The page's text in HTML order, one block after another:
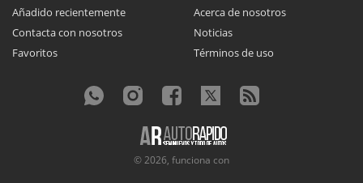
Añadido recientemente
Acerca de nosotros
Contacta con nosotros
Noticias
Favoritos
Términos de uso
© 2026, funciona con